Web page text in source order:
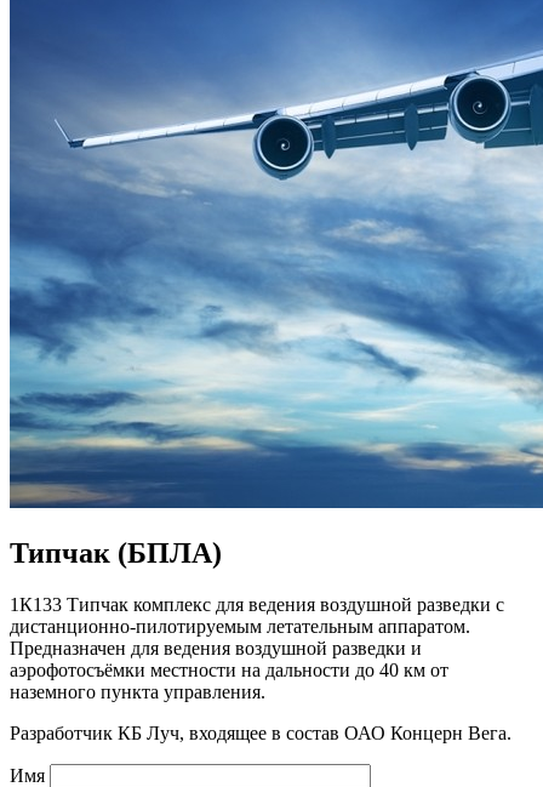
Типчак (БПЛА)
1К133 Типчак комплекс для ведения воздушной разведки с
дистанционно-пилотируемым летательным аппаратом.
Предназначен для ведения воздушной разведки и
аэрофотосъёмки местности на дальности до 40 км от
наземного пункта управления.
Разработчик КБ Луч, входящее в состав ОАО Концерн Вега.
Имя